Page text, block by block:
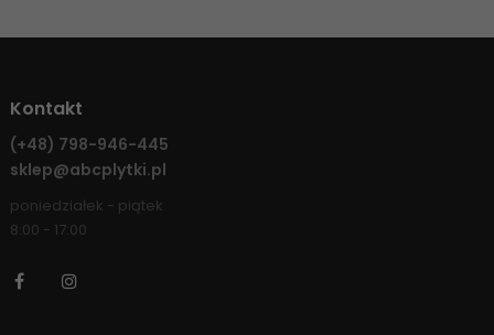
Kontakt
(+48) 798-946-445
sklep@abcplytki.pl
poniedziałek - piątek
8:00 - 17:00
Facebook